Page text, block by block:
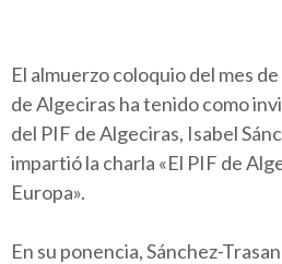
El almuerzo coloquio del mes
de Algeciras ha tenido como
del PIF de Algeciras, Isabel
impartió la charla «El PIF de
Europa».
En su ponencia, Sánchez-